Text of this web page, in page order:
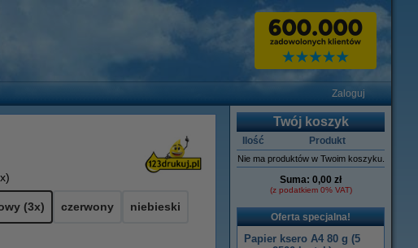
Zaloguj
(3x) czerwony niebieski
Twój koszyk
Ilość Produkt
Nie ma produktów w Twoim koszyku.
Suma: 0,00 zł
(z podatkiem 0% VAT)
Oferta specjalna!
Papier ksero A4 80 g (5